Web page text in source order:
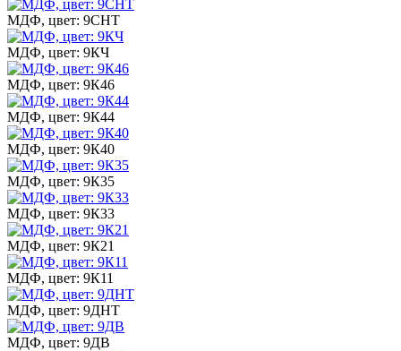
МДФ, цвет: 9СНТ
МДФ, цвет: 9КЧ
МДФ, цвет: 9К46
МДФ, цвет: 9К44
МДФ, цвет: 9К40
МДФ, цвет: 9К35
МДФ, цвет: 9К33
МДФ, цвет: 9К21
МДФ, цвет: 9К11
МДФ, цвет: 9ДНТ
МДФ, цвет: 9ДВ